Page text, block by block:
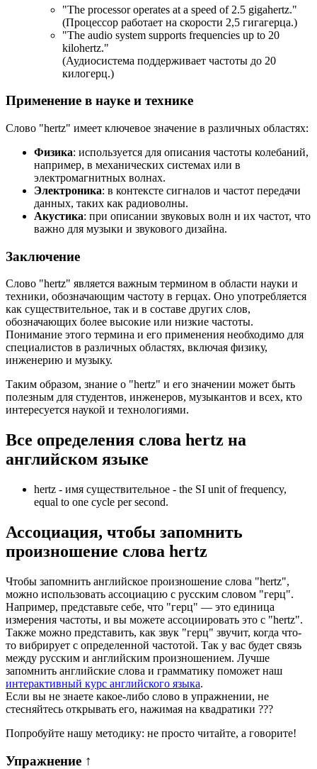
"The processor operates at a speed of 2.5 gigahertz."
(Процессор работает на скорости 2,5 гигагерца.)
"The audio system supports frequencies up to 20
kilohertz."
(Аудиосистема поддерживает частоты до 20
килогерц.)
Применение в науке и технике
Слово "hertz" имеет ключевое значение в различных областях:
Физика: используется для описания частоты колебаний,
например, в механических системах или в
электромагнитных волнах.
Электроника: в контексте сигналов и частот передачи
данных, таких как радиоволны.
Акустика: при описании звуковых волн и их частот, что
важно для музыки и звукового дизайна.
Заключение
Слово "hertz" является важным термином в области науки и
техники, обозначающим частоту в герцах. Оно употребляется
как существительное, так и в составе других слов,
обозначающих более высокие или низкие частоты.
Понимание этого термина и его применения необходимо для
специалистов в различных областях, включая физику,
инженерию и музыку.
Таким образом, знание о "hertz" и его значении может быть
полезным для студентов, инженеров, музыкантов и всех, кто
интересуется наукой и технологиями.
Все определения слова hertz на
английском языке
hertz - имя существительное - the SI unit of frequency,
equal to one cycle per second.
Ассоциация, чтобы запомнить
произношение слова hertz
Чтобы запомнить английское произношение слова "hertz",
можно использовать ассоциацию с русским словом "герц".
Например, представьте себе, что "герц" — это единица
измерения частоты, и вы можете ассоциировать это с "hertz".
Также можно представить, как звук "герц" звучит, когда что-
то вибрирует с определенной частотой. Так у вас будет связь
между русским и английским произношением. Лучше
запомнить английские слова и грамматику поможет наш
интерактивный курс английского языка.
Если вы не знаете какое-либо слово в упражнении, не
стесняйтесь открывать его, нажимая на квадратики ???
Попробуйте нашу методику: не просто читайте, а говорите!
Упражнение ↑